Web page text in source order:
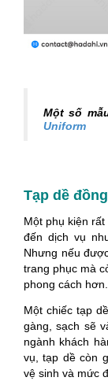
Một số
Uniform
Tạp dề
Một phụ kiện
đến dịch vụ
Nhưng nếu
trang phục mà
phong cách hơn.
Một chiếc tạp
gàng, sạch sẽ
ngành khách
vụ, tạp dề còn
vệ sinh và mức